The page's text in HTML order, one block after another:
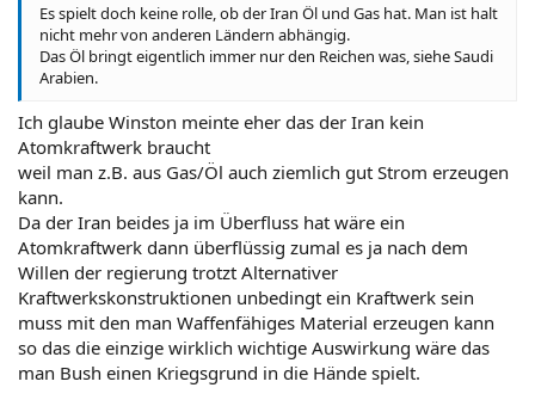
Es spielt doch keine rolle, ob der Iran Öl und Gas hat. Man ist halt
nicht mehr von anderen Ländern abhängig.
Das Öl bringt eigentlich immer nur den Reichen was, siehe Saudi
Arabien.
Ich glaube Winston meinte eher das der Iran kein
Atomkraftwerk braucht
weil man z.B. aus Gas/Öl auch ziemlich gut Strom erzeugen
kann.
Da der Iran beides ja im Überfluss hat wäre ein
Atomkraftwerk dann überflüssig zumal es ja nach dem
Willen der regierung trotzt Alternativer
Kraftwerkskonstruktionen unbedingt ein Kraftwerk sein
muss mit den man Waffenfähiges Material erzeugen kann
so das die einzige wirklich wichtige Auswirkung wäre das
man Bush einen Kriegsgrund in die Hände spielt.